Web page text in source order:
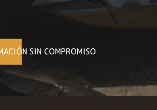
SIN COMPROMISO